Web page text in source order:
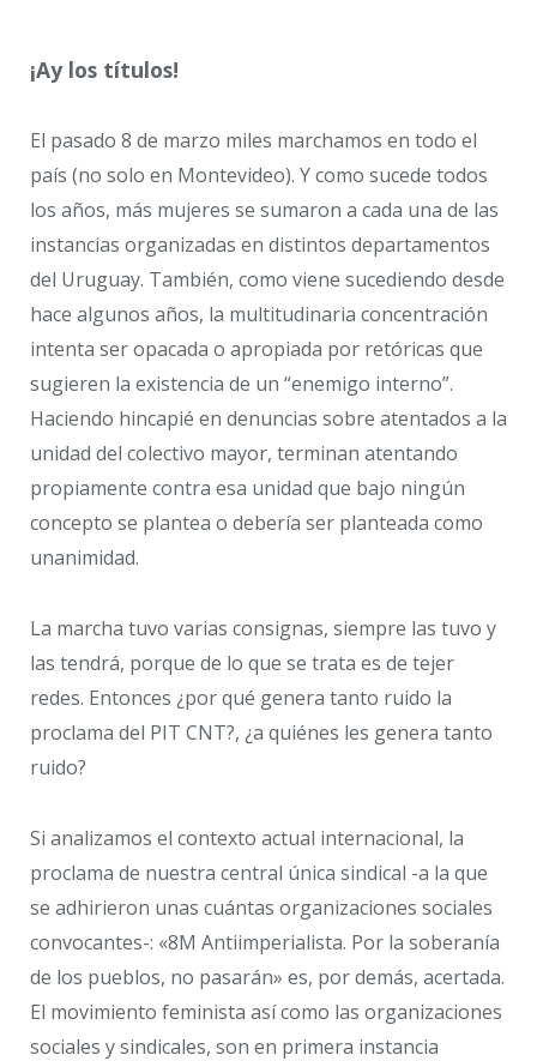
¡Ay los títulos!
El pasado 8 de marzo miles marchamos en todo el
país (no solo en Montevideo). Y como sucede todos
los años, más mujeres se sumaron a cada una de las
instancias organizadas en distintos departamentos
del Uruguay. También, como viene sucediendo desde
hace algunos años, la multitudinaria concentración
intenta ser opacada o apropiada por retóricas que
sugieren la existencia de un “enemigo interno”.
Haciendo hincapié en denuncias sobre atentados a la
unidad del colectivo mayor, terminan atentando
propiamente contra esa unidad que bajo ningún
concepto se plantea o debería ser planteada como
unanimidad.
La marcha tuvo varias consignas, siempre las tuvo y
las tendrá, porque de lo que se trata es de tejer
redes. Entonces ¿por qué genera tanto ruido la
proclama del PIT CNT?, ¿a quiénes les genera tanto
ruido?
Si analizamos el contexto actual internacional, la
proclama de nuestra central única sindical -a la que
se adhirieron unas cuántas organizaciones sociales
convocantes-: «8M Antiimperialista. Por la soberanía
de los pueblos, no pasarán» es, por demás, acertada.
El movimiento feminista así como las organizaciones
sociales y sindicales, son en primera instancia